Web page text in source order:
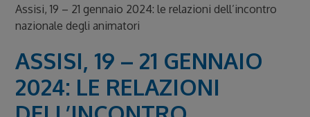
Assisi, 19 – 21 gennaio 2024: le relazioni dell’incontro
nazionale degli animatori
ASSISI, 19 – 21 GENNAIO
2024: LE RELAZIONI